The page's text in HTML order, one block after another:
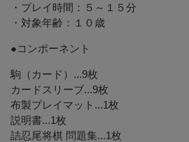
・プレイ時間：５～１５分
・対象年齢：１０歳
●コンポーネント
駒（カード）...9枚
カードスリーブ...9枚
布製プレイマット...1枚
説明書...1枚
詰忍尾将棋 問題集...1枚